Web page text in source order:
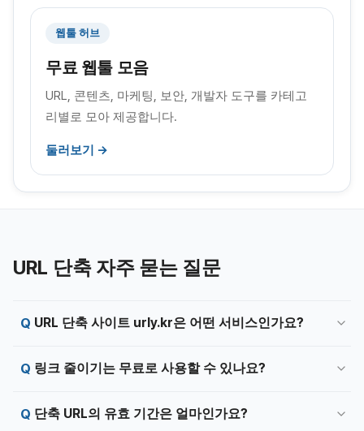
웹툴 허브
무료 웹툴 모음
URL, 콘텐츠, 마케팅, 보안, 개발자 도구를 카테고
리별로 모아 제공합니다.
둘러보기 →
URL 단축 자주 묻는 질문
URL 단축 사이트 urly.kr은 어떤 서비스인가요?
링크 줄이기는 무료로 사용할 수 있나요?
단축 URL의 유효 기간은 얼마인가요?